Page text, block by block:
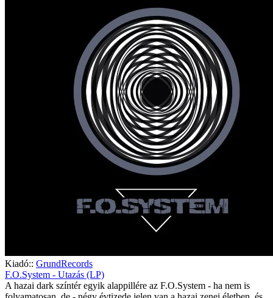
Kiadó:: GrundRecords
F.O.System - Utazás (LP)
A hazai dark színtér egyik alappillére az F.O.System - ha nem is